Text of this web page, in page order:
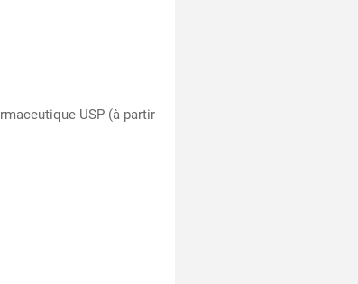
USP (à partir